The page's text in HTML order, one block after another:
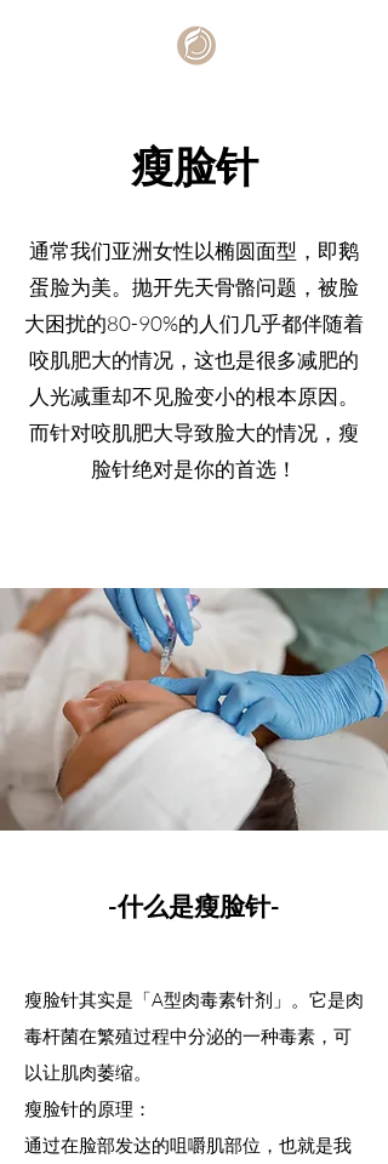
瘦脸针
通常我们亚洲女性以椭圆面型，即鹅
蛋脸为美。抛开先天骨骼问题，被脸
大困扰的80-90%的人们几乎都伴随着
咬肌肥大的情况，这也是很多减肥的
人光减重却不见脸变小的根本原因。
而针对咬肌肥大导致脸大的情况，瘦
脸针绝对是你的首选！
-什么是瘦脸针-
瘦脸针其实是「A型肉毒素针剂」。它是肉
毒杆菌在繁殖过程中分泌的一种毒素，可
以让肌肉萎缩。
瘦脸针的原理：
通过在脸部发达的咀嚼肌部位，也就是我